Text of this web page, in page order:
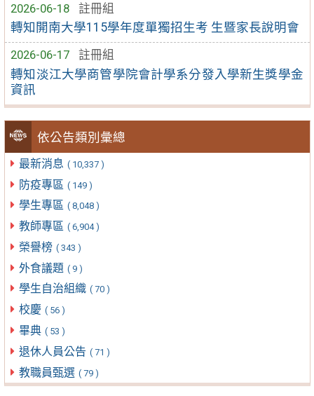
2026-06-18
註冊組
轉知開南大學115學年度單獨招生考 生暨家長說明會
2026-06-17
註冊組
轉知淡江大學商管學院會計學系分發入學新生獎學金
資訊
依公告類別彙總
最新消息 ( 10,337 )
防疫專區 ( 149 )
學生專區 ( 8,048 )
教師專區 ( 6,904 )
榮譽榜 ( 343 )
外食議題 ( 9 )
學生自治組織 ( 70 )
校慶 ( 56 )
畢典 ( 53 )
退休人員公告 ( 71 )
教職員甄選 ( 79 )